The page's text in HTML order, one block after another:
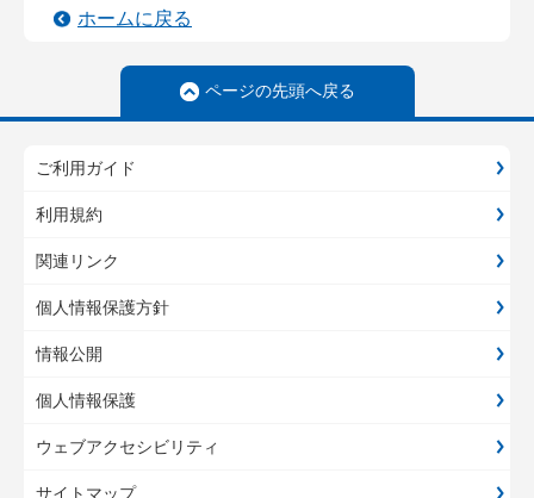
ホームに戻る
ページの先頭へ戻る
ご利用ガイド
利用規約
関連リンク
個人情報保護方針
情報公開
個人情報保護
ウェブアクセシビリティ
サイトマップ